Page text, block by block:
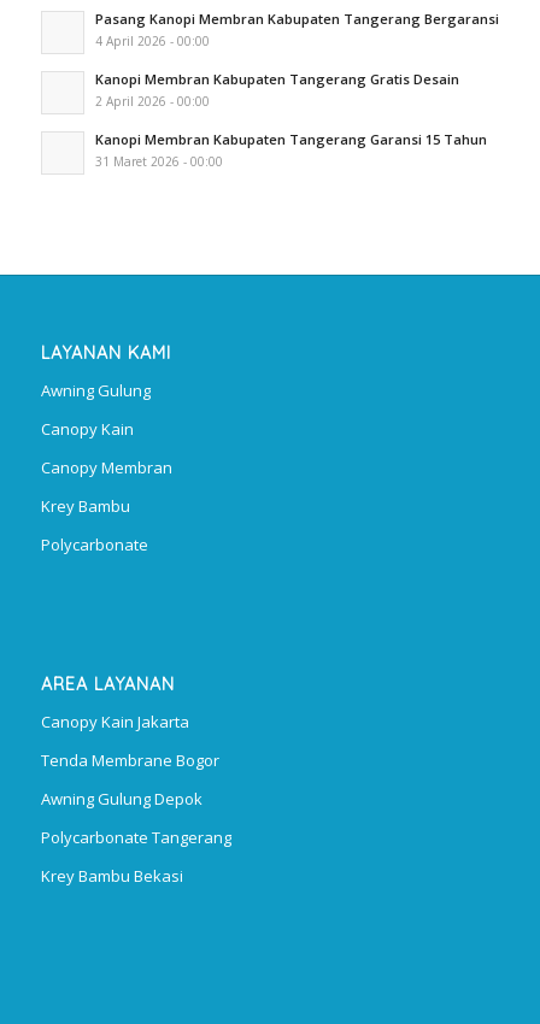
Pasang Kanopi Membran Kabupaten Tangerang Bergaransi
4 April 2026 - 00:00
Kanopi Membran Kabupaten Tangerang Gratis Desain
2 April 2026 - 00:00
Kanopi Membran Kabupaten Tangerang Garansi 15 Tahun
31 Maret 2026 - 00:00
LAYANAN KAMI
Awning Gulung
Canopy Kain
Canopy Membran
Krey Bambu
Polycarbonate
AREA LAYANAN
Canopy Kain Jakarta
Tenda Membrane Bogor
Awning Gulung Depok
Polycarbonate Tangerang
Krey Bambu Bekasi